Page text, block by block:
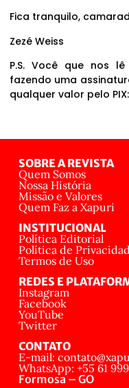
Fica tranquilo,
Zezé Weiss
P.S. Você que nos
fazendo uma
qualquer valor pelo PIX:
SOBRE A REVISTA
Quem Somos
Nossa História
Missão e Valores
Quem Faz a Xapuri
INSTITUCIONAL
Política Editorial
Política de
Termos de Uso
REDES E
Instagram
Facebook
YouTube
Twitter
CONTATO
E-mail:
WhatsApp: +55 61
Formosa – GO